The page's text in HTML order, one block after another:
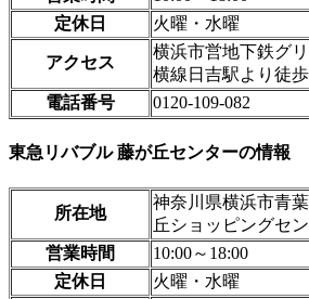
定休日
火曜・水曜
アクセス
横浜市営地下鉄グ
横線日吉駅より徒
電話番号
0120-109-082
東急リバブル 藤が丘センターの情報
所在地
神奈川県横浜市青
丘ショッピングセ
営業時間
10:00～18:00
定休日
火曜・水曜